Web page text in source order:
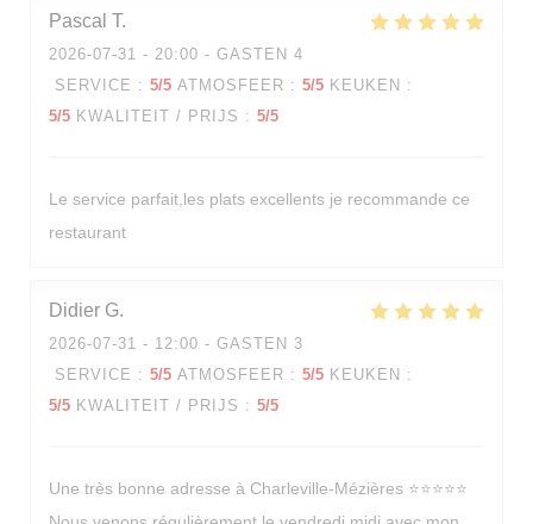
Pascal T
2026-07-31 - 20:00 - GASTEN 4
SERVICE : 5/5 ATMOSFEER : 5/5 KEUKEN :
5/5 KWALITEIT / PRIJS : 5/5
Le service parfait,les plats excellents je recommande ce
restaurant
Didier G
2026-07-31 - 12:00 - GASTEN 3
SERVICE : 5/5 ATMOSFEER : 5/5 KEUKEN :
5/5 KWALITEIT / PRIJS : 5/5
Une très bonne adresse à Charleville-Mézières ⭐⭐⭐⭐⭐